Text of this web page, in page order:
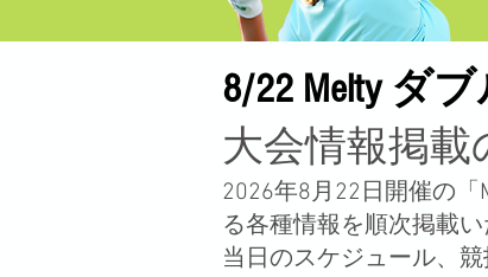
8/22 Melty ダ
大会情報掲載
2026年8月22日開催の
る各種情報を順次掲載い
当日のスケジュール、